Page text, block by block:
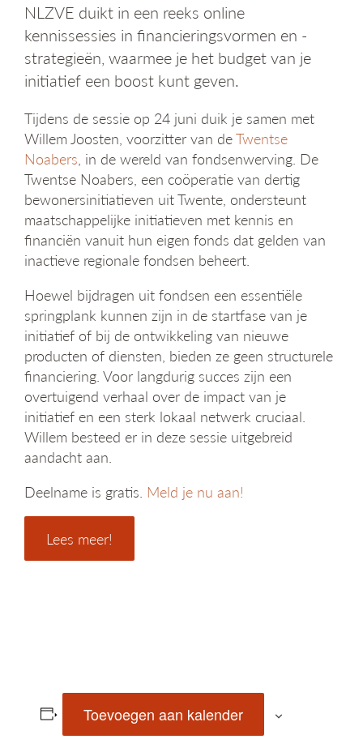
NLZVE duikt in een reeks online
kennissessies in financieringsvormen en -
strategieën, waarmee je het budget van je
initiatief een boost kunt geven.
Tijdens de sessie op 24 juni duik je samen met
Willem Joosten, voorzitter van deTwentse
Noabers, in de wereld van fondsenwerving. De
Twentse Noabers, een coöperatie van dertig
bewonersinitiatieven uit Twente, ondersteunt
maatschappelijke initiatieven met kennis en
financiën vanuit hun eigen fonds dat gelden van
inactieve regionale fondsen beheert.
Hoewel bijdragen uit fondsen een essentiële
springplank kunnen zijn in de startfase van je
initiatief of bij de ontwikkeling van nieuwe
producten of diensten, bieden ze geen structurele
financiering. Voor langdurig succes zijn een
overtuigend verhaal over de impact van je
initiatief en een sterk lokaal netwerk cruciaal.
Willem besteed er in deze sessie uitgebreid
aandacht aan.
Deelname is gratis. Meld je nu aan!
Lees meer!
Toevoegen aan kalender